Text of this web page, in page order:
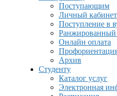
Поступающим
Личный кабинет
Поступление в
Ранжированный
Онлайн оплата
Архив
Студенту
Каталог услуг
Электронная